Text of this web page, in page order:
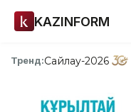
KAZINFORM
Тренд:Сайлау-2026